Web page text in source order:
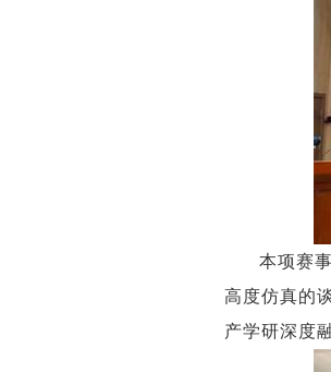
本项赛
高度仿真的
产学研深度